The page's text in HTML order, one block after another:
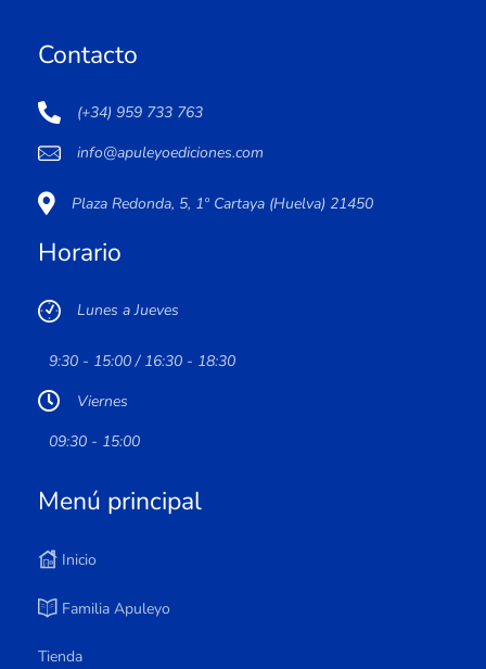
Contacto
(+34) 959 733 763
info@apuleyoediciones.com
Plaza Redonda, 5, 1º Cartaya (Huelva) 21450
Horario
Lunes a Jueves
9:30 - 15:00 / 16:30 - 18:30
Viernes
09:30 - 15:00
Menú principal
Inicio
Familia Apuleyo
Tienda